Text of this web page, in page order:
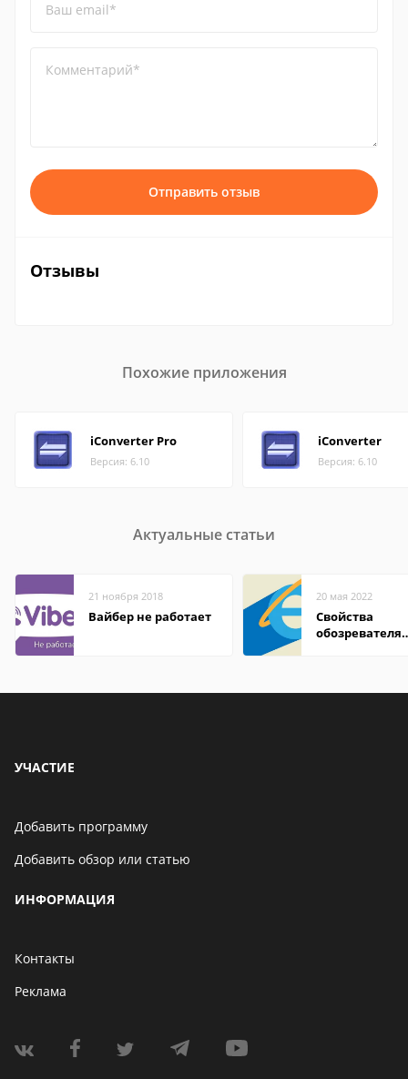
Ваш email*
Комментарий*
Отправить отзыв
Отзывы
Похожие приложения
iConverter Pro
Версия: 6.10
iConverter
Версия: 6.10
Актуальные статьи
21 ноября 2018
Вайбер не работает
20 мая 2022
Свойства
обозревателя
УЧАСТИЕ
Добавить программу
Добавить обзор или статью
ИНФОРМАЦИЯ
Контакты
Реклама